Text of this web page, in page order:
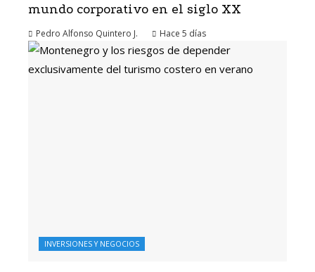
mundo corporativo en el siglo XX
Pedro Alfonso Quintero J. Hace 5 días
INVERSIONES Y NEGOCIOS